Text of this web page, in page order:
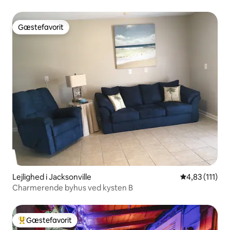
Gæstefavorit
Gæstefavorit
Lejlighed i Jacksonville 4,83 ud af 5 i
4,83 (111)
Charmerende byhus ved kysten B
Bedste gæstefavorit
Gæstefavorit